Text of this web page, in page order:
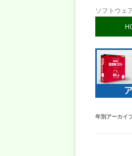
ソフトウェ
年別アーカイ